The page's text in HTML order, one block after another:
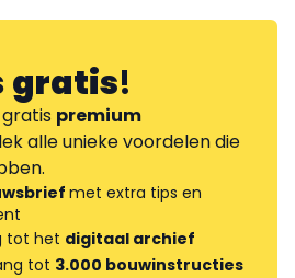
gratis!
premium
alle unieke voordelen die
met extra tips en
tot het digitaal archief
tot 3.000 bouwinstructies